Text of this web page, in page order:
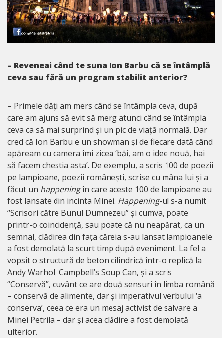
– Reveneai când te suna Ion Barbu că se întâmplă
ceva sau fără un program stabilit anterior?
– Primele dăți am mers când se întâmpla ceva, după
care am ajuns să evit să merg atunci când se întâmpla
ceva ca să mai surprind și un pic de viață normală. Dar
cred că Ion Barbu e un showman și de fiecare dată când
apăream cu camera îmi zicea ‘băi, am o idee nouă, hai
să facem chestia asta’. De exemplu, a scris 100 de poezii
pe lampioane, poezii românești, scrise cu mâna lui și a
făcut un happeningîn care aceste 100 de lampioane au
fost lansate din incinta Minei. Happening-ul s-a numit
“Scrisori către Bunul Dumnezeu” și cumva, poate
printr-o coincidență, sau poate că nu neapărat, ca un
semnal, clădirea din fața căreia s-au lansat lampioanele
a fost demolată la scurt timp după eveniment. La fel a
vopsit o structură de beton cilindrică într-o replică la
Andy Warhol, Campbell’s Soup Can, și a scris
“Conservă”, cuvânt ce are două sensuri în limba română
– conservă de alimente, dar și imperativul verbului ‘a
conserva’, ceea ce era un mesaj activist de salvare a
Minei Petrila – dar și acea clădire a fost demolată
ulterior.